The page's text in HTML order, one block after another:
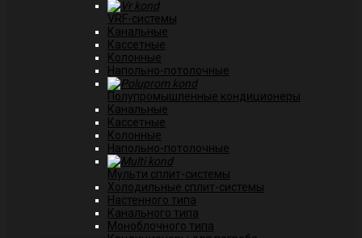
VRF-системы
Канальные
Касcетные
Колонные
Напольно-потолочные
Полупромышленные кондиционеры
Канальные
Кассетные
Колонные
Напольно-потолочные
Мульти сплит-системы
Холодильные сплит-системы
Настенного типа
Канального типа
Моноблочного типа